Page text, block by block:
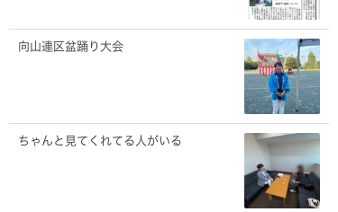
向山連区盆踊り大会
ちゃんと見てくれてる人がいる